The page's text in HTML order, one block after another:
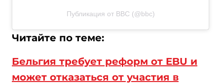
Публикация от BBC (@bbc)
Читайте по теме:
Бельгия требует реформ от EBU и
может отказаться от участия в